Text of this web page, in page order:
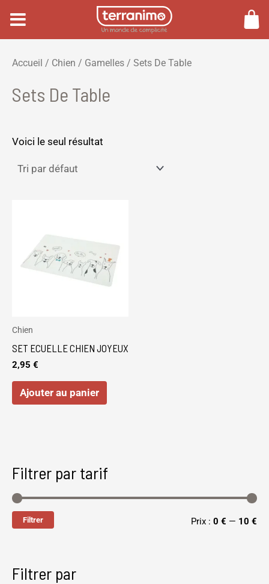
contenu
Accueil / Chien / Gamelles / Sets De Table
Sets De Table
Voici le seul résultat
Chien
SET ECUELLE CHIEN JOYEUX
2,95 €
Ajouter au panier
Filtrer par tarif
Filtrer Prix : 0 € — 10 €
Filtrer par